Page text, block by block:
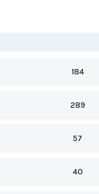
184
289
57
40